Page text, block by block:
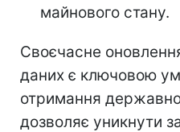
майнового стану.
Своєчасне
даних є ключовою
отримання
дозволяє уникнути